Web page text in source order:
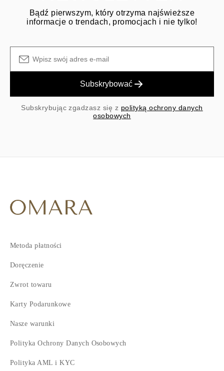
Bądź pierwszym, który otrzyma najświeższe
informacje o trendach, promocjach i nie tylko!
Subskrybować
Subskrybując zgadzasz się z polityką ochrony danych
osobowych
Metoda płatności
Doręczenie
Zwrot towaru
Karty Podarunkowe
Nasze warunki
Polityka Ochrony Danych Osobowych
Polityka AML i KYC